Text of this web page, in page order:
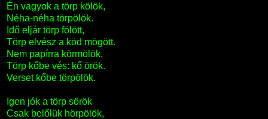
Én vagyok a törp kölök,
Néha-néha törpölök.
Idő eljár törp fölött,
Törp elvész a köd mögött.
Nem papírra körmölök,
Törp kőbe vés: kő örök.
Verset kőbe törpölök.
Igen jók a törp sörök
Csak belőlük hörpölök,